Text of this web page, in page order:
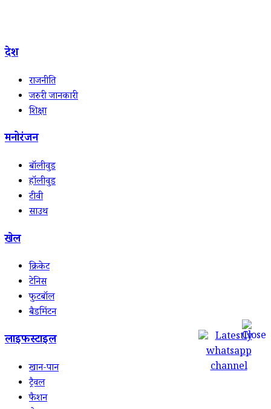
देश
राजनीति
जरुरी जानकारी
शिक्षा
मनोरंजन
बॉलीवुड
हॉलीवुड
टीवी
साउथ
खेल
क्रिकेट
टेनिस
फुटबॉल
बैडमिंटन
लाइफस्टाइल
खान-पान
ट्रैवल
फैशन